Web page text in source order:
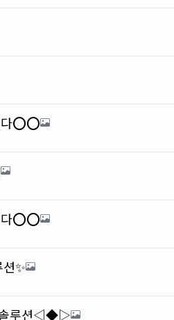
⭕️⭕️
⭕️⭕️
✨
솔루션◁◆▷